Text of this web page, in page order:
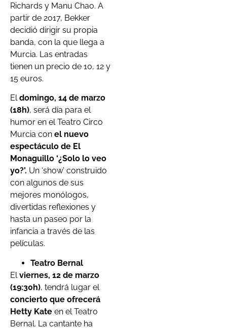
Richards y Manu Chao. A
partir de 2017, Bekker
decidió dirigir su propia
banda, con la que llega a
Murcia. Las entradas
tienen un precio de 10, 12 y
15 euros.
Eldomingo, 14 de marzo
(18h), será día para el
humor en el Teatro Circo
Murcia con el nuevo
espectáculo de El
Monaguillo ‘¿Solo lo veo
yo?’. Un ‘show’ construido
con algunos de sus
mejores monólogos,
divertidas reflexiones y
hasta un paseo por la
infancia a través de las
películas.
Teatro Bernal
El viernes, 12 de marzo
(19:30h), tendrá lugar el
concierto que ofrecerá
Hetty Kate en el Teatro
Bernal. La cantante ha